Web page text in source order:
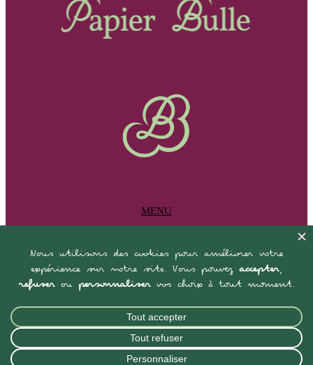
MENU
L’album photo
INFORMATIONS
Mentions légales
© Copyright 2025 | Papier Bulle
Instagram
TikTok